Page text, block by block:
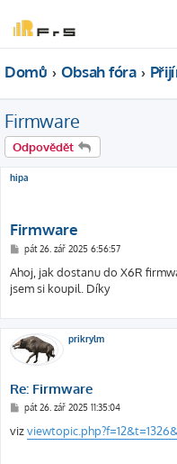
Domů Obsah fóra
Firmware
Odpovědět
hipa
Firmware
P
í
s
p
k
pát 26. zář 2025 6:56:57
Ahoj, jak dostanu do X6R
jsem si koupil. Díky
prikrylm
Re: Firmware
P
í
s
pát 26. zář 2025 11:35:04
viz